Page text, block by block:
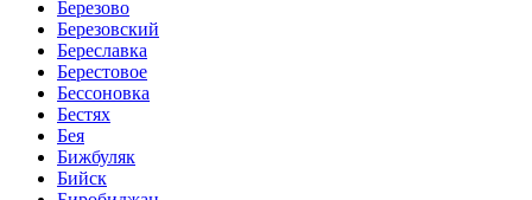
Березово
Березовский
Береславка
Берестовое
Бессоновка
Бестях
Бея
Бижбуляк
Бийск